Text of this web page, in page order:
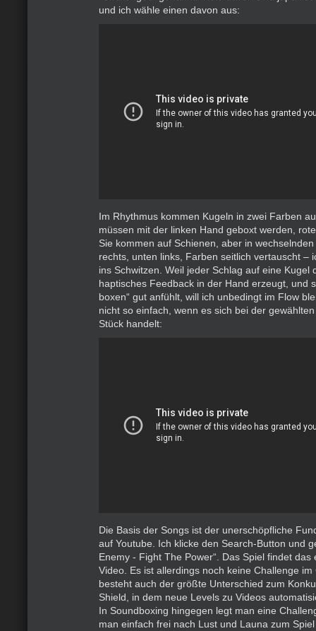
und ich wähle einen davon aus:
Im Rhythmus kommen Kugeln in zwei Farben
müssen mit der linken Hand geboxt werden,
Sie kommen auf Schienen, aber in
rechts, unten links, Farben seitlich vertauscht –
ins Schwitzen. Weil jeder Schlag auf eine Kugel
haptisches Feedback in der Hand erzeugt, und
boxen“ gut anfühlt, will ich unbedingt im Flow
nicht so einfach, wenn es sich bei der
Stück handelt:
Die Basis der Songs ist der unerschöpfliche
auf Youtube. Ich klicke den Search-Button und
Enemy - Fight The Power“. Das Spiel findet das
Video. Es ist allerdings noch keine Challenge
besteht auch der größte Unterschied zum
Shield, in dem neue Levels zu Videos
In Soundboxing hingegen legt man eine
man einfach frei nach Lust und Launa zum Spiel